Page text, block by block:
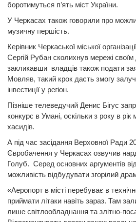
боротимуться п’ять міст України.
У Черкасах також говорили про
музичну першість.
Керівник Черкаської міської
Сергій Рубан сколихнув мережі
закликавши владців також подати
Мовляв, такий крок дасть змогу
інвестиції у регіон.
Пізніше телеведучий Денис Бігус
конкурс в Умані, оскільки з року в
хасидів.
А під час засідання Верховної Ради
Євробачення у Черкасах озвучив
Голуб. Серед основних аргументів
можливість відбудувати згорілий
«Аеропорт в місті перебуває в
приймати літаки навіть зараз. Там
лише світлообладнання та злітно-